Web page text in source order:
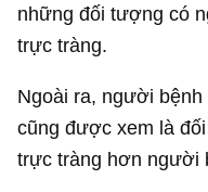
những đối tượng có
trực tràng.
Ngoài ra, người
cũng được xem là
trực tràng hơn người